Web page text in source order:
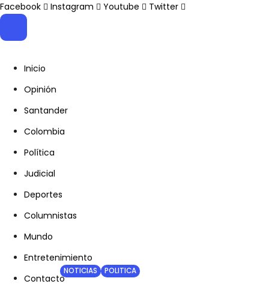
Facebook Instagram Youtube Twitter
Inicio
Opinión
Santander
Colombia
Política
Judicial
Deportes
Columnistas
Mundo
Entretenimiento
Contacto
NOTICIAS POLITICA